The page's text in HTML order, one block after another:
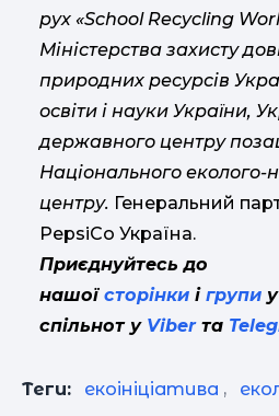
рух «School Recycling
Міністерства захисту
природних ресурсів
освіти і науки України,
державного центру
Національного еколого-
центру. Генеральний
PepsiCo Україна.
Приєднуйтесь до
нашої сторінки і групи
спільнот у Viberта
Теги: екоініціатива ,